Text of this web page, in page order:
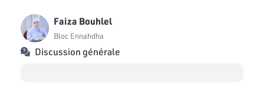
Faiza Bouhlel
Bloc Ennahdha
Discussion générale